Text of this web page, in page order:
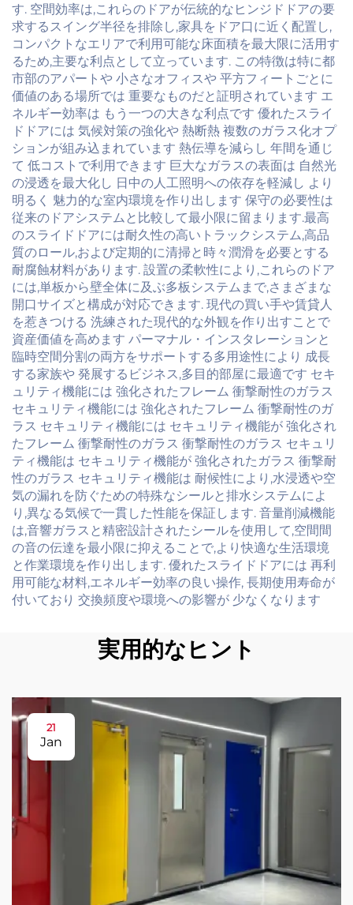
す. 空間効率は,これらのドアが伝統的なヒンジドドアの要
求するスイング半径を排除し,家具をドア口に近く配置し,
コンパクトなエリアで利用可能な床面積を最大限に活用す
るため,主要な利点として立っています. この特徴は特に都
市部のアパートや 小さなオフィスや 平方フィートごとに
価値のある場所では 重要なものだと証明されています エ
ネルギー効率は もう一つの大きな利点です 優れたスライ
ドドアには 気候対策の強化や 熱断熱 複数のガラス化オプ
ションが組み込まれています 熱伝導を減らし 年間を通じ
て 低コストで利用できます 巨大なガラスの表面は 自然光
の浸透を最大化し 日中の人工照明への依存を軽減し より
明るく 魅力的な室内環境を作り出します 保守の必要性は
従来のドアシステムと比較して最小限に留まります.最高
のスライドドアには耐久性の高いトラックシステム,高品
質のロール,および定期的に清掃と時々潤滑を必要とする
耐腐蝕材料があります. 設置の柔軟性により,これらのドア
には,単板から壁全体に及ぶ多板システムまで,さまざまな
開口サイズと構成が対応できます. 現代の買い手や賃貸人
を惹きつける 洗練された現代的な外観を作り出すことで
資産価値を高めます パーマナル・インスタレーションと
臨時空間分割の両方をサポートする多用途性により 成長
する家族や 発展するビジネス,多目的部屋に最適です セキ
ュリティ機能には 強化されたフレーム 衝撃耐性のガラス
セキュリティ機能には 強化されたフレーム 衝撃耐性のガ
ラス セキュリティ機能には セキュリティ機能が 強化され
たフレーム 衝撃耐性のガラス 衝撃耐性のガラス セキュリ
ティ機能は セキュリティ機能が 強化されたガラス 衝撃耐
性のガラス セキュリティ機能は 耐候性により,水浸透や空
気の漏れを防ぐための特殊なシールと排水システムによ
り,異なる気候で一貫した性能を保証します. 音量削減機能
は,音響ガラスと精密設計されたシールを使用して,空間間
の音の伝達を最小限に抑えることで,より快適な生活環境
と作業環境を作り出します. 優れたスライドドアには 再利
用可能な材料,エネルギー効率の良い操作, 長期使用寿命が
付いており 交換頻度や環境への影響が 少なくなります
実用的なヒント
21
Jan